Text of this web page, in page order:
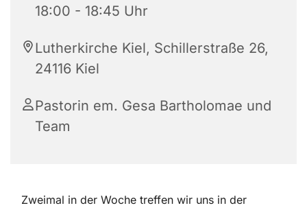
18:00 - 18:45 Uhr
Lutherkirche Kiel, Schillerstraße 26,
24116 Kiel
Pastorin em. Gesa Bartholomae und
Team
Zweimal in der Woche treffen wir uns in der